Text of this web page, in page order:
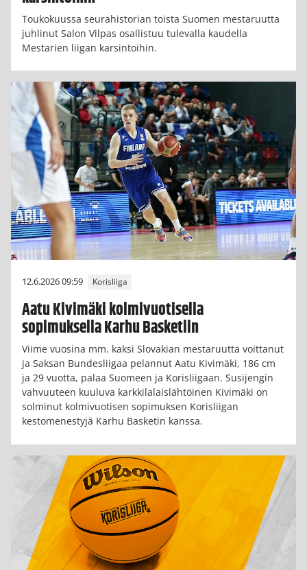
Toukokuussa seurahistorian toista Suomen mestaruutta
juhlinut Salon Vilpas osallistuu tulevalla kaudella
Mestarien liigan karsintoihin.
12.6.2026 09:59 Korisliiga
Aatu Kivimäki kolmivuotisella
sopimuksella Karhu Basketiin
Viime vuosina mm. kaksi Slovakian mestaruutta voittanut
ja Saksan Bundesliigaa pelannut Aatu Kivimäki, 186 cm
ja 29 vuotta, palaa Suomeen ja Korisliigaan. Susijengin
vahvuuteen kuuluva karkkilalaislähtöinen Kivimäki on
solminut kolmivuotisen sopimuksen Korisliigan
kestomenestyjä Karhu Basketin kanssa.